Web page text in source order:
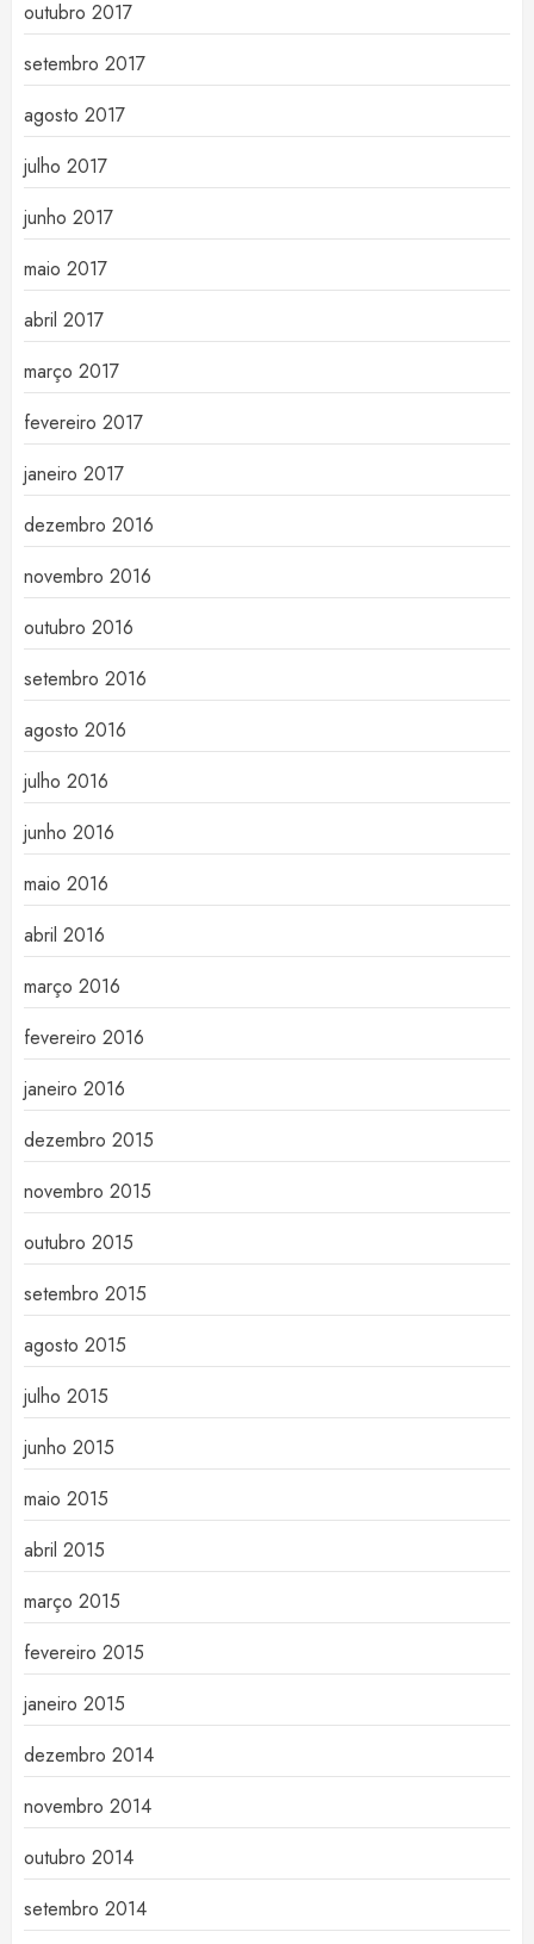
outubro 2017
setembro 2017
agosto 2017
julho 2017
junho 2017
maio 2017
abril 2017
março 2017
fevereiro 2017
janeiro 2017
dezembro 2016
novembro 2016
outubro 2016
setembro 2016
agosto 2016
julho 2016
junho 2016
maio 2016
abril 2016
março 2016
fevereiro 2016
janeiro 2016
dezembro 2015
novembro 2015
outubro 2015
setembro 2015
agosto 2015
julho 2015
junho 2015
maio 2015
abril 2015
março 2015
fevereiro 2015
janeiro 2015
dezembro 2014
novembro 2014
outubro 2014
setembro 2014